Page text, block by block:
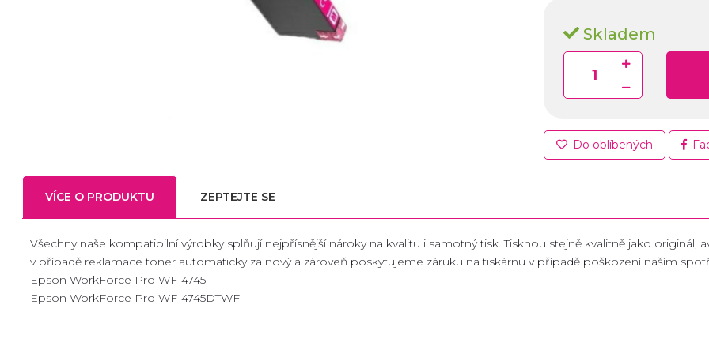
Skladem
Do oblíbených
VÍCE O PRODUKTU ZEPTEJTE SE
Všechny naše kompatibilní výrobky splňují nejpřísnější nároky na kvalitu i samotný tisk. Tisknou stejně kvalitně jako originál,
v případě reklamace toner automaticky za nový a zároveň poskytujeme záruku na tiskárnu v případě poškození naším
Epson WorkForce Pro WF-4745
Epson WorkForce Pro WF-4745DTWF